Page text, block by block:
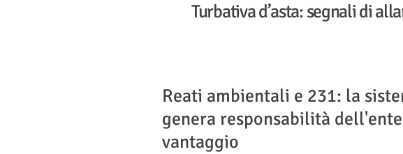
Reati ambientali e 231: la
genera responsabilità
vantaggio
Turbativa d’asta: segnali di